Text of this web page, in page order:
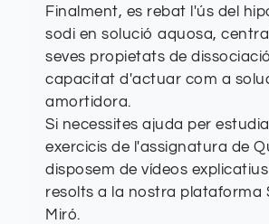
Finalment, es rebat l'ús del
sodi en solució aquosa,
seves propietats de
capacitat d'actuar com a
amortidora.
Si necessites ajuda per
exercicis de l'assignatura de
disposem de vídeos
resolts a la nostra plataforma
Miró.